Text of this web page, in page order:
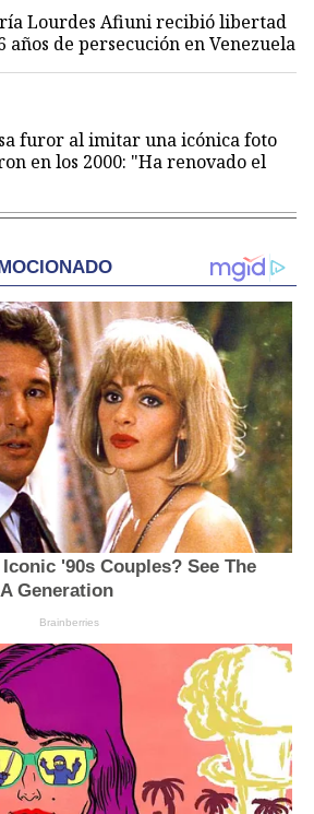
Lourdes Afiuni recibió libertad
años de persecución en Venezuela
furor al imitar una icónica foto
en los 2000: "Ha renovado el